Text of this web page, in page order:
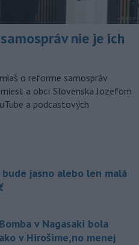
nie je ich
o reforme samospráv
a obcí Slovenska Jozefom
a podcastových
jasno alebo len malá
v Nagasaki bola
v Hirošime,no menej